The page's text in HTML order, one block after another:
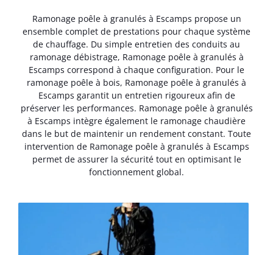
Ramonage poêle à granulés à Escamps propose un
ensemble complet de prestations pour chaque système
de chauffage. Du simple entretien des conduits au
ramonage débistrage, Ramonage poêle à granulés à
Escamps correspond à chaque configuration. Pour le
ramonage poêle à bois, Ramonage poêle à granulés à
Escamps garantit un entretien rigoureux afin de
préserver les performances. Ramonage poêle à granulés
à Escamps intègre également le ramonage chaudière
dans le but de maintenir un rendement constant. Toute
intervention de Ramonage poêle à granulés à Escamps
permet de assurer la sécurité tout en optimisant le
fonctionnement global.